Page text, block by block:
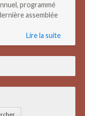
programmé
assemblée
Lire la suite